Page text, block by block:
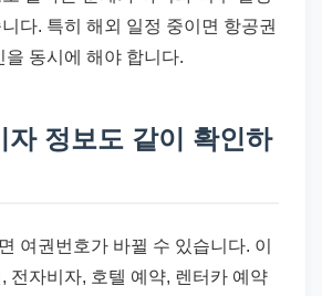
다. 특히 해외 일정 중이면 항공권
을 동시에 해야 합니다.
자 정보도 같이 확인하
여권번호가 바뀔 수 있습니다. 이
전자비자, 호텔 예약, 렌터카 예약